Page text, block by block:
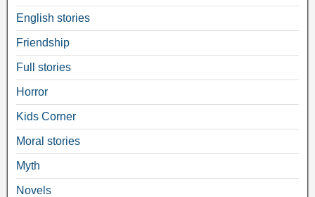
English stories
Friendship
Full stories
Horror
Kids Corner
Moral stories
Myth
Novels